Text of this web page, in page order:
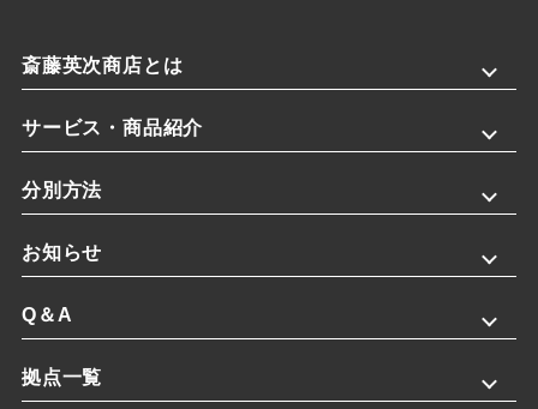
斎藤英次商店とは
サービス・商品紹介
分別方法
お知らせ
Q＆A
拠点一覧